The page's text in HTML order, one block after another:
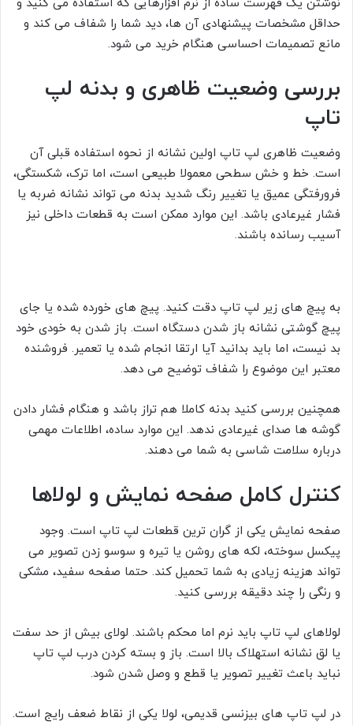
حداقل مشخصات پیشنهادی آن ها، دید شما را شفاف می کند و
مانع تصمیمات احساسی هنگام خرید می شود.
بررسی وضعیت ظاهری و بدنه لپ
تاپ
وضعیت ظاهری لپ تاپ اولین نشانه از نحوه استفاده قبلی آن
است. خط و خش سطحی معمولا طبیعی است، اما ترک، شکستگی،
فرورفتگی عمیق یا تغییر رنگ شدید بدنه می تواند نشانه ضربه یا
فشار غیرعادی باشد. این موارد ممکن است به قطعات داخلی نیز
آسیب رسانده باشند.
به پیچ های زیر لپ تاپ دقت کنید. پیچ های خورده شده یا جای
پیچ گوشتی نشانه باز شدن دستگاه است. باز شدن به خودی خود
بد نیست، اما باید بدانید آیا ارتقا انجام شده یا تعمیر. فروشنده
معتبر این موضوع را شفاف توضیح می دهد.
همچنین بررسی کنید بدنه کاملا هم تراز باشد و هنگام فشار دادن
گوشه ها صدای غیرعادی ندهد. این موارد ساده، اطلاعات مهمی
درباره سلامت شاسی به شما می دهند.
کنترل کامل صفحه نمایش و لولاها
صفحه نمایش یکی از گران ترین قطعات لپ تاپ است. وجود
پیکسل سوخته، لکه های روشن یا تیره و سوسو زدن تصویر می
تواند هزینه زیادی به شما تحمیل کند. حتما صفحه سفید، مشکی
و رنگی را چند دقیقه بررسی کنید.
لولاهای لپ تاپ باید نرم اما محکم باشند. لولای بیش از حد سفت
یا لق نشانه استهلاک بالا است. باز و بسته کردن درب لپ تاپ
نباید باعث تغییر تصویر یا قطع و وصل شدن شود.
در لپ تاپ های بیزنسی قدیمی، لولا یکی از نقاط ضعف رایج است.